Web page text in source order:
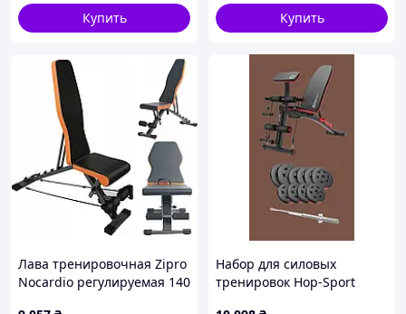
Купить Купить
Лава тренировочная Zipro
Nocardio регулируемая 140
Набор для силовых
тренировок Hop-Sport